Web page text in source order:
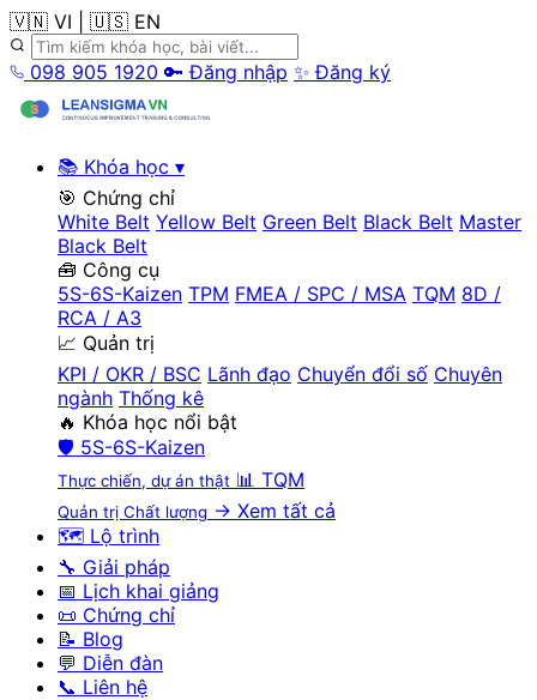
🇻🇳 VI 🇺🇸 EN
098 905 1920 🔑 Đăng nhập ✨ Đăng ký
📚 Khóa học ▾
🎯 Chứng chỉ
White Belt Yellow Belt Green Belt Black Belt Master
Black Belt
🧰 Công cụ
5S-6S-Kaizen TPM FMEA / SPC / MSA TQM 8D /
RCA / A3
📈 Quản trị
KPI / OKR / BSC Lãnh đạo Chuyển đổi số Chuyên
ngành Thống kê
🔥 Khóa học nổi bật
🛡️ 5S-6S-Kaizen
Thực chiến, dự án thật 📊 TQM
Quản trị Chất lượng → Xem tất cả
🗺️ Lộ trình
🔧 Giải pháp
📅 Lịch khai giảng
📜 Chứng chỉ
📝 Blog
💬 Diễn đàn
📞 Liên hệ